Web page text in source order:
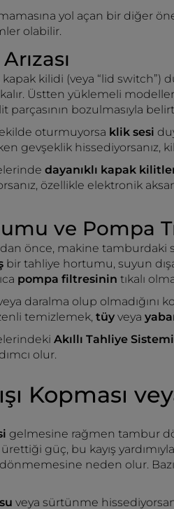
yol açan bir diğer
olabilir.
kilidi (veya “lid switch”)
kalır. Üstten yüklemeli
parçasının bozulmasıyla
oturmuyorsa klik sesi
gevşeklik hissediyorsanız,
dayanıklı kapak
özellikle elektronik
ve Pompa
önce, makine tamburdaki
bir tahliye hortumu, suyun
pompa filtresinin tıkalı
daralma olup olmadığını
temizlemek, tüy veya
Akıllı Tahliye Sistemi
olur.
Kopması
gelmesine rağmen tambur
güç, bu kayış yardımıyla
neden olur.
veya sürtünme